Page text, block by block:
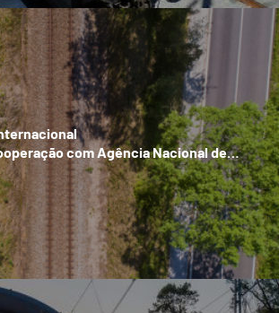
com Agência Nacional de…